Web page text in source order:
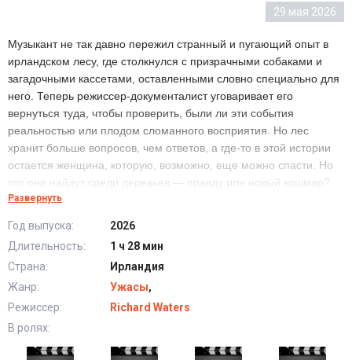
29 мая 2026
Музыкант не так давно пережил странный и пугающий опыт в
ирландском лесу, где столкнулся с призрачными собаками и
загадочными кассетами, оставленными словно специально для
него. Теперь режиссер-документалист уговаривает его
вернуться туда, чтобы проверить, были ли эти события
реальностью или плодом сломанного восприятия. Но лес
хранит больше вопросов, чем ответов, а где-то в этой истории
остается женщина, которую, возможно, еще можно спасти. Но
что они найдут среди деревьев — правду или новый кошмар?
Искажение 2: Мертвецы среди деревьев (2026) в
хорошем качестве HD
Развернуть
Год выпуска:
2026
Длительность:
1 ч 28 мин
Страна:
Ирландия
Жанр:
Ужасы,
Режиссер:
Richard Waters
В ролях: